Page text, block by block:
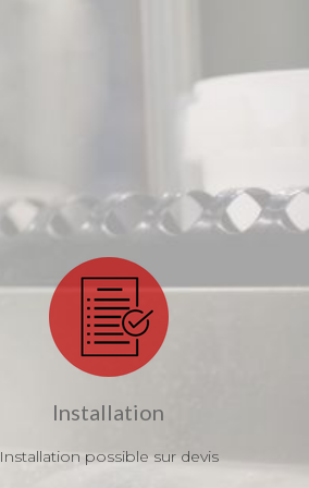
Installation
Installation possible sur devis